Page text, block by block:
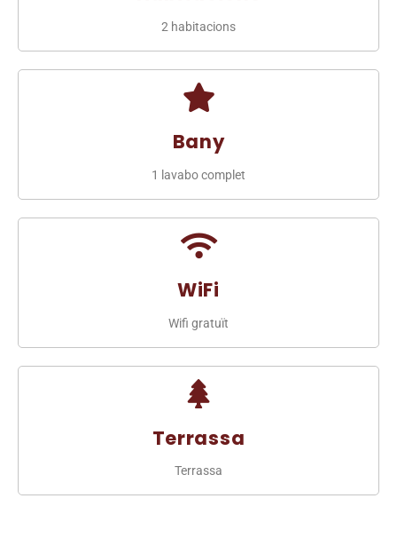
2 habitacions
Bany
1 lavabo complet
WiFi
Wifi gratuït
Terrassa
Terrassa